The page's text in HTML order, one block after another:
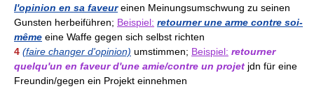
l'opinion en sa faveureinen Meinungsumschwung zu seinen
Gunsten herbeiführen; Beispiel: retourner une arme contre soi-
même eine Waffe gegen sich selbst richten
4 (faire changer d'opinion) umstimmen; Beispiel: retourner
quelqu'un en faveur d'une amie/contre un projet jdn für eine
Freundin/gegen ein Projekt einnehmen